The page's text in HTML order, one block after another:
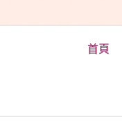
Primary首頁